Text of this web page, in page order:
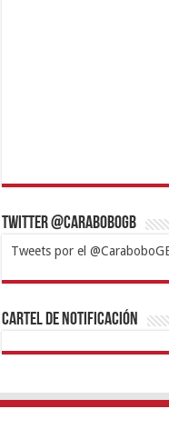
Twitter @CaraboboGB
Tweets por el
1xbetBetturkeyBetistKralbet
https://mvbcasino.com/
Cartel de Notificación